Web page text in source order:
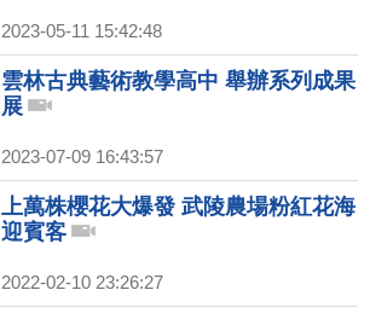
2023-05-11 15:42:48
雲林古典藝術教學高中 舉辦系列成果
展
2023-07-09 16:43:57
上萬株櫻花大爆發 武陵農場粉紅花海
迎賓客
2022-02-10 23:26:27